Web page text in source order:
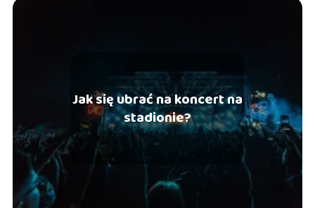
Jak się ubrać na koncert na
stadionie?